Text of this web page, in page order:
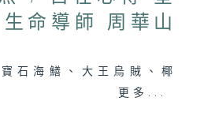
命導師 周華山
海鱔、大王烏賊、椰
更多...